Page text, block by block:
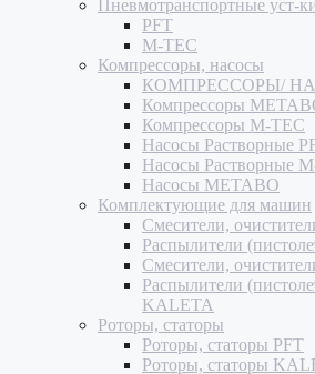
Пневмотранспортные уст-
PFT
M-TEC
Компрессоры, насосы
КОМПРЕССОРЫ/
Компрессоры
Компрессоры M-TEC
Насосы Растворные
Насосы Растворные
Насосы METABO
Комплектующие для машин
Смесители,
Распылители
Смесители,
Распылители
KALETA
Роторы, статоры
Роторы, статоры PFT
Роторы, статоры